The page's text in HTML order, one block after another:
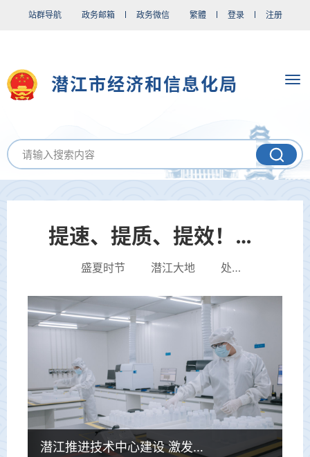
站群导航 政务邮箱 政务微信 繁體 登录 注册
潜江市经济和信息化局
提速、提质、提效！潜江项目建设现场实景直击
盛夏时节 潜江大地 处处涌动着项目建设的热潮 从产业园区到民生工程 从基础设施到田间地头 一幅幅...
潜江推进技术中心建设 激发企业创新活力